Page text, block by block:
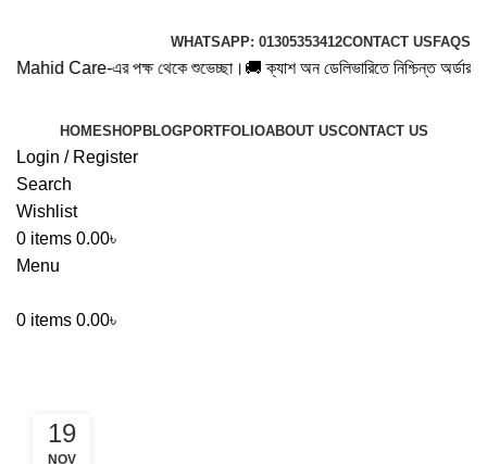
WHATSAPP: 01305353412CONTACT US FAQS
Care-এর পক্ষ থেকে শুভেচ্ছা।🚚 ক্যাশ অন ডেলিভারিতে নিশ্চিন্ত অর্ডার! 📲
HOMESHOPBLOGPORTFOLIOABOUT USCONTACT US
Login / Register
Search
Wishlist
0 items 0.00৳
Menu
0 items 0.00৳
19
NOV